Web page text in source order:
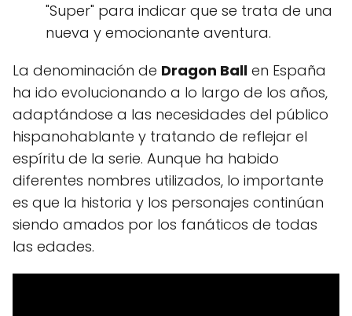
"Super" para indicar que se trata de una
nueva y emocionante aventura.
La denominación de Dragon Ball en España
ha ido evolucionando a lo largo de los años,
adaptándose a las necesidades del público
hispanohablante y tratando de reflejar el
espíritu de la serie. Aunque ha habido
diferentes nombres utilizados, lo importante
es que la historia y los personajes continúan
siendo amados por los fanáticos de todas
las edades.